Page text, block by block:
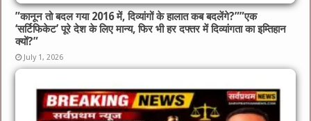
​”कानून तो बदल गया 2016 में, दिव्यांगों के हालात कब बदलेंगे?”​”एक
‘सर्टिफिकेट’ पूरे देश के लिए मान्य, फिर भी हर दफ्तर में दिव्यांगता का इम्तिहान
क्यों?”
July 1, 2026